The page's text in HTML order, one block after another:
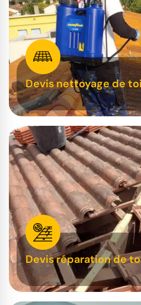
Devis nettoyage de
Devis réparation de